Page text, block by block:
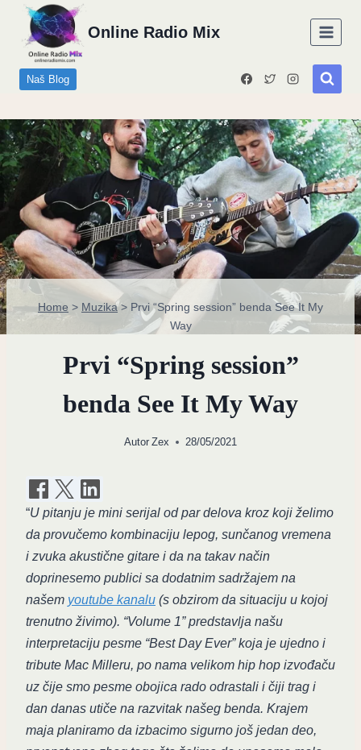
content
Online Radio Mix
Naš Blog
Home > Muzika> Prvi “Spring session” benda See It My
Way
Prvi “Spring session”
benda See It My Way
Autor Zex 28/05/2021
“U pitanju je mini serijal od par delova kroz koji želimo
da provučemo kombinaciju lepog, sunčanog vremena
i zvuka akustične gitare i da na takav način
doprinesemo publici sa dodatnim sadržajem na
našem youtube kanalu (s obzirom da situaciju u kojoj
trenutno živimo). “Volume 1” predstavlja našu
interpretaciju pesme “Best Day Ever” koja je ujedno i
tribute Mac Milleru, po nama velikom hip hop izvođaču
uz čije smo pesme obojica rado odrastali i čiji trag i
dan danas utiče na razvitak našeg benda. Krajem
maja planiramo da izbacimo sigurno još jedan deo,